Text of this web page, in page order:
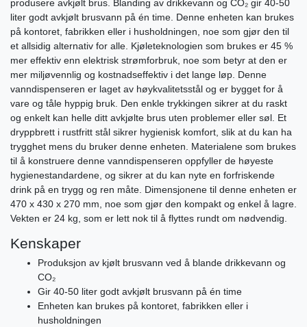
produsere avkjølt brus. Blanding av drikkevann og CO₂ gir 40-50
liter godt avkjølt brusvann på én time. Denne enheten kan brukes
på kontoret, fabrikken eller i husholdningen, noe som gjør den til
et allsidig alternativ for alle. Kjøleteknologien som brukes er 45 %
mer effektiv enn elektrisk strømforbruk, noe som betyr at den er
mer miljøvennlig og kostnadseffektiv i det lange løp. Denne
vanndispenseren er laget av høykvalitetsstål og er bygget for å
vare og tåle hyppig bruk. Den enkle trykkingen sikrer at du raskt
og enkelt kan helle ditt avkjølte brus uten problemer eller søl. Et
dryppbrett i rustfritt stål sikrer hygienisk komfort, slik at du kan ha
trygghet mens du bruker denne enheten. Materialene som brukes
til å konstruere denne vanndispenseren oppfyller de høyeste
hygienestandardene, og sikrer at du kan nyte en forfriskende
drink på en trygg og ren måte. Dimensjonene til denne enheten er
470 x 430 x 270 mm, noe som gjør den kompakt og enkel å lagre.
Vekten er 24 kg, som er lett nok til å flyttes rundt om nødvendig.
Kenskaper
Produksjon av kjølt brusvann ved å blande drikkevann og
CO₂
Gir 40-50 liter godt avkjølt brusvann på én time
Enheten kan brukes på kontoret, fabrikken eller i
husholdningen